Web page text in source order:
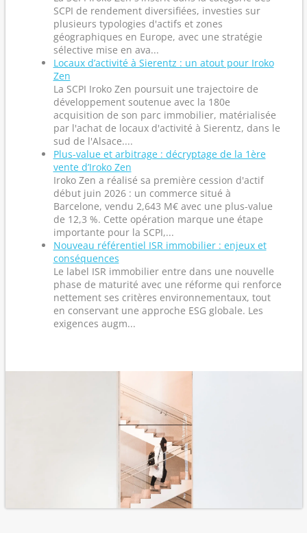
SCPI de rendement diversifiées, investies sur
plusieurs typologies d'actifs et zones
géographiques en Europe, avec une stratégie
sélective mise en ava...
Locaux d’activité à Sierentz : un atout pour Iroko
Zen
La SCPI Iroko Zen poursuit une trajectoire de
développement soutenue avec la 180e
acquisition de son parc immobilier, matérialisée
par l'achat de locaux d'activité à Sierentz, dans le
sud de l'Alsace....
Plus-value et arbitrage : décryptage de la 1ère
vente d’Iroko Zen
Iroko Zen a réalisé sa première cession d'actif
début juin 2026 : un commerce situé à
Barcelone, vendu 2,643 M€ avec une plus-value
de 12,3 %. Cette opération marque une étape
importante pour la SCPI,...
Nouveau référentiel ISR immobilier : enjeux et
conséquences
Le label ISR immobilier entre dans une nouvelle
phase de maturité avec une réforme qui renforce
nettement ses critères environnementaux, tout
en conservant une approche ESG globale. Les
exigences augm...